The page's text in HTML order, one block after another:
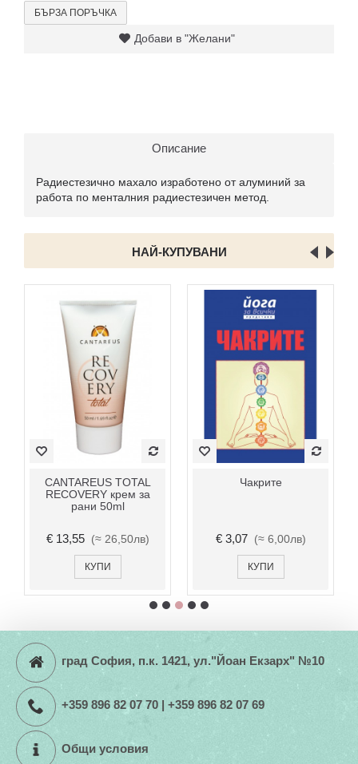
БЪРЗА ПОРЪЧКА
Добави в "Желани"
Описание
Радиестезично махало изработено от алуминий за
работа по менталния радиестезичен метод.
НАЙ-КУПУВАНИ
CANTAREUS TOTAL
RECOVERY крем за
рани 50ml
€ 13,55 (≈ 26,50лв)
КУПИ
Чакрите
€ 3,07 (≈ 6,00лв)
КУПИ
град София, п.к. 1421, ул."Йоан Екзарх" №10
+359 896 82 07 70 | +359 896 82 07 69
Общи условия